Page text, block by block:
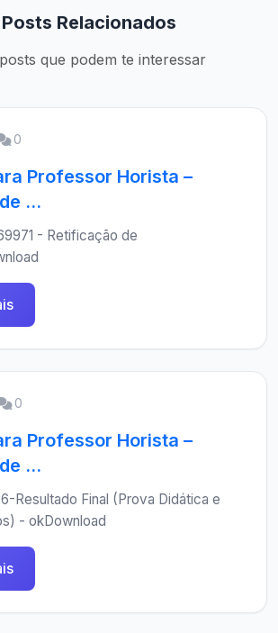
Posts Relacionados
que podem te interessar
0
Professor Horista –
...
- Retificação de
0
Professor Horista –
...
Resultado Final (Prova Didática e
- okDownload